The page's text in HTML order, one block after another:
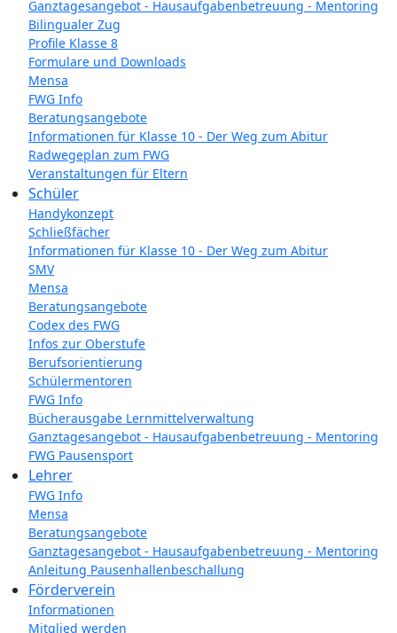
Ganztagesangebot - Hausaufgabenbetreuung - Mentoring
Bilingualer Zug
Profile Klasse 8
Formulare und Downloads
Mensa
FWG Info
Beratungsangebote
Informationen für Klasse 10 - Der Weg zum Abitur
Radwegeplan zum FWG
Veranstaltungen für Eltern
Schüler
Handykonzept
Schließfächer
Informationen für Klasse 10 - Der Weg zum Abitur
SMV
Mensa
Beratungsangebote
Codex des FWG
Infos zur Oberstufe
Berufsorientierung
Schülermentoren
FWG Info
Bücherausgabe Lernmittelverwaltung
Ganztagesangebot - Hausaufgabenbetreuung - Mentoring
FWG Pausensport
Lehrer
FWG Info
Mensa
Beratungsangebote
Ganztagesangebot - Hausaufgabenbetreuung - Mentoring
Anleitung Pausenhallenbeschallung
Förderverein
Informationen
Mitglied werden